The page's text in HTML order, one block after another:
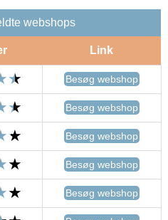
webshops
Link
Besøg webshop
Besøg webshop
Besøg webshop
Besøg webshop
Besøg webshop